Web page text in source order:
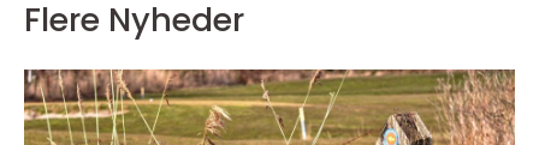
Flere Nyheder